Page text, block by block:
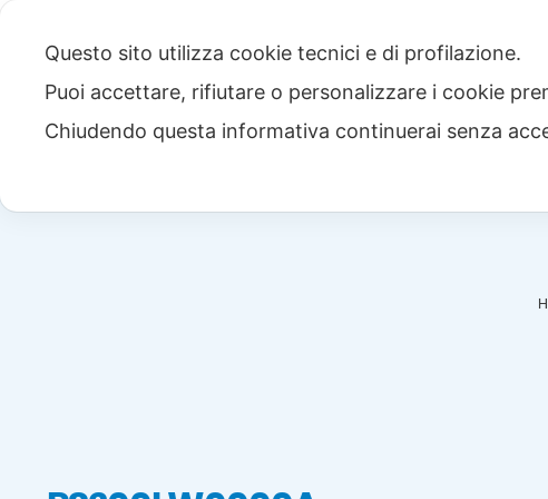
Questo sito utilizza cookie tecnici e di profilazione.
Puoi accettare, rifiutare o personalizzare i cookie
Chiudendo questa informativa continuerai senza